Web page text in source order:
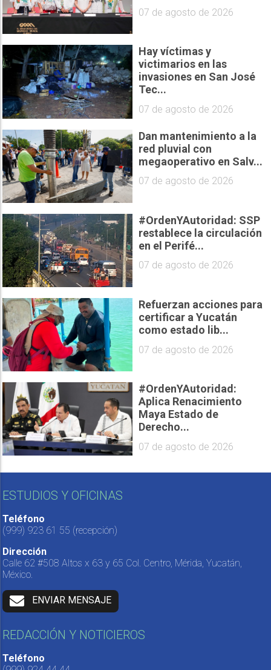
07 de agosto de 2026
Hay víctimas y
victimarios en las
invasiones en San José
Tec...
07 de agosto de 2026
Dan mantenimiento a la
red pluvial con
megaoperativo en Salv...
07 de agosto de 2026
#OrdenYAutoridad: SSP
restablece la circulación
en el Perifé...
07 de agosto de 2026
Refuerzan acciones para
certificar a Yucatán
como estado lib...
07 de agosto de 2026
#OrdenYAutoridad:
Aplica Renacimiento
Maya Estado de
Derecho...
07 de agosto de 2026
ESTUDIOS Y OFICINAS
Teléfono
(999) 923 61 55 (recepción)
Dirección
Calle 62 #508 Altos x 63 y 65 Col. Centro, Mérida, Yucatán,
México.
ENVIAR MENSAJE
REDACCIÓN Y NOTICIEROS
Teléfono